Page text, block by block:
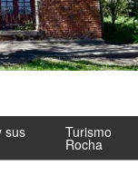
sus Turismo
Rocha